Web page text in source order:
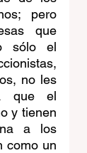
pero
que
sólo el
no les
que el
y tienen
a los
como un